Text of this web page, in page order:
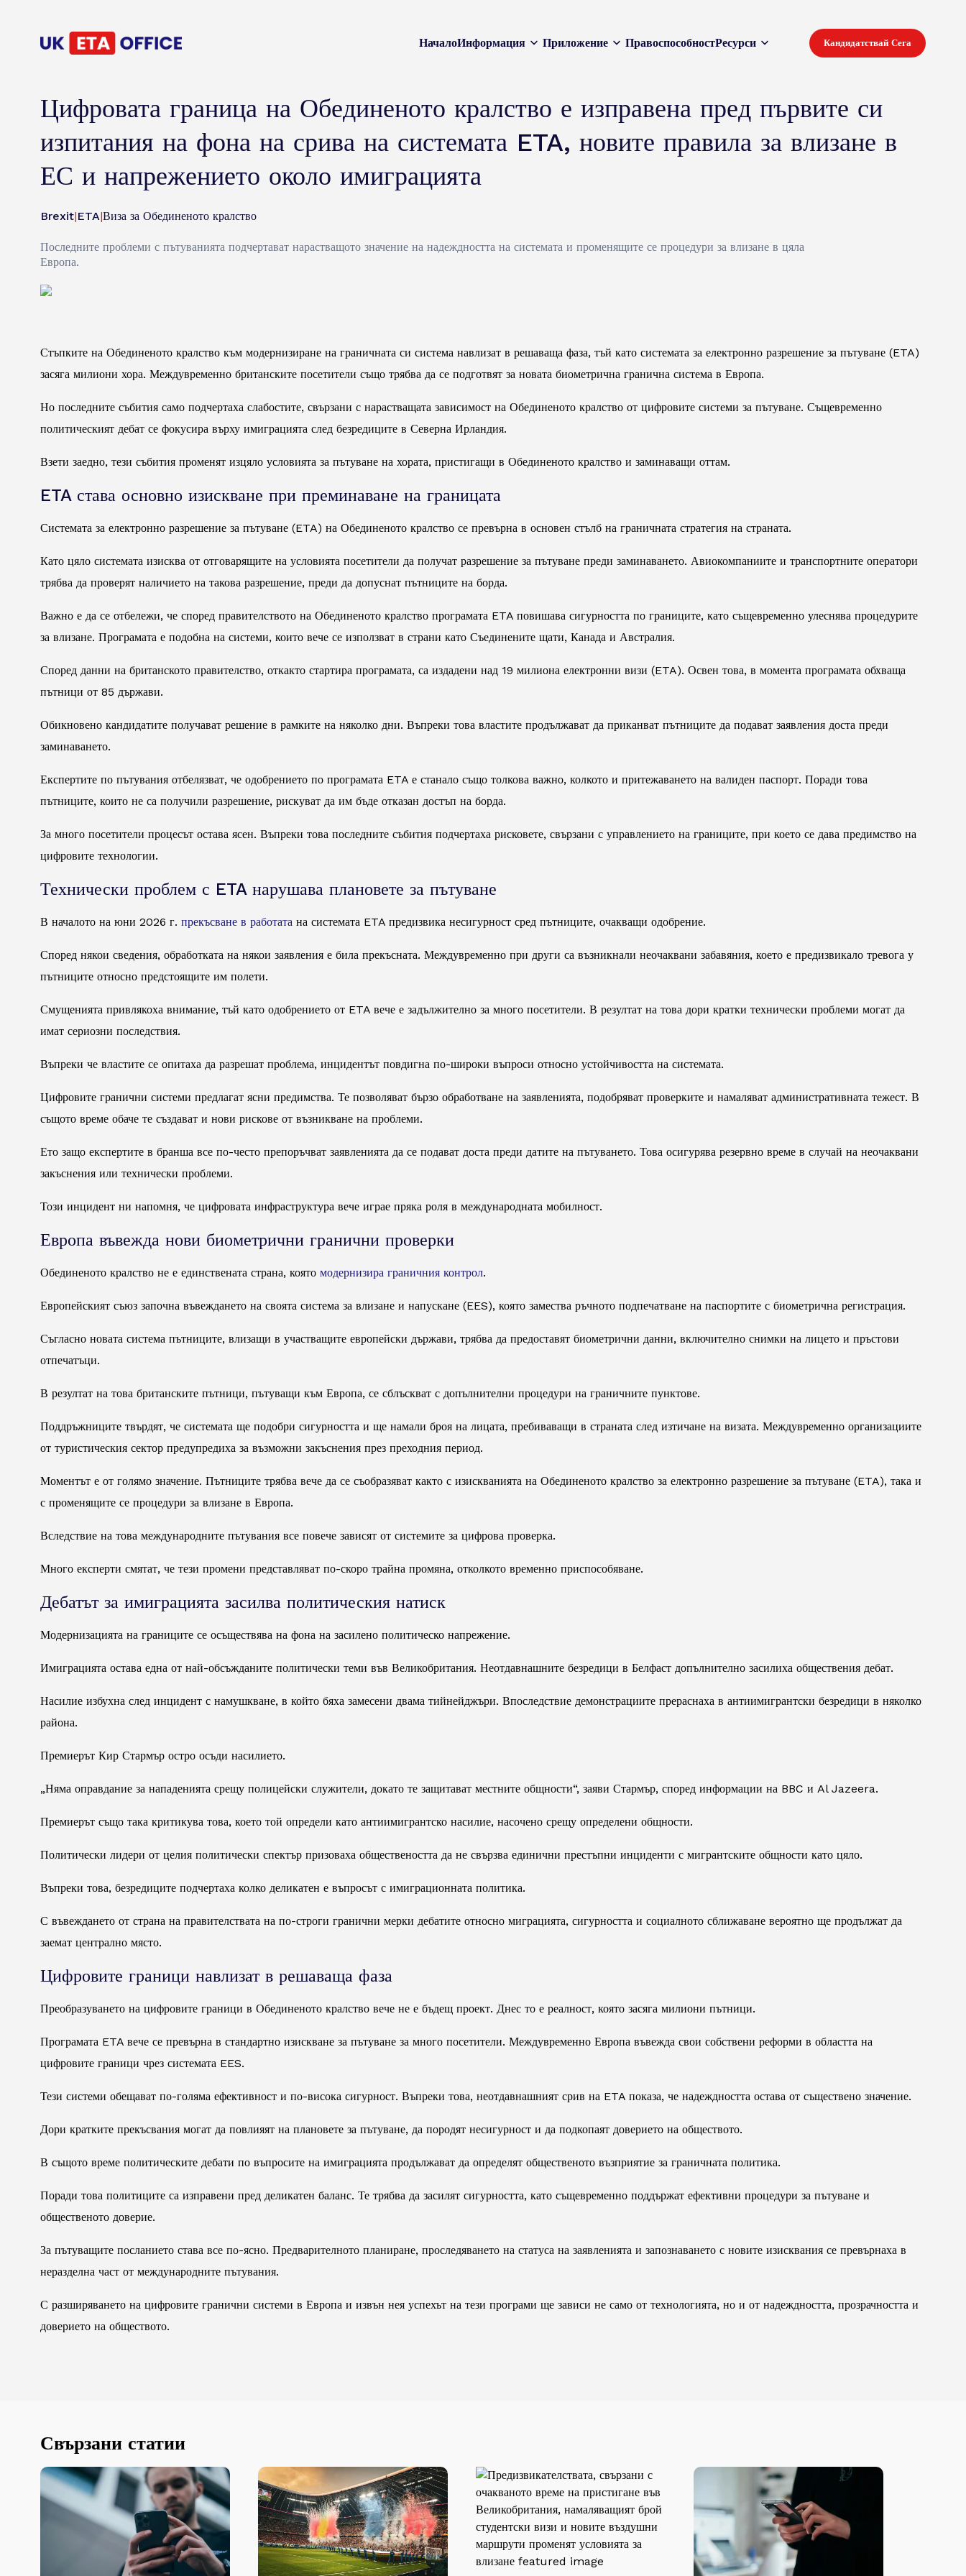
НачалоИнформация Приложение ПравоспособностРесурси Кандидатствай Сега
Цифровата граница на Обединеното кралство е изправена пред първите си
изпитания на фона на срива на системата ETA, новите правила за влизане в
ЕС и напрежението около имиграцията
Brexit|ETA|Виза за Обединеното кралство
Последните проблеми с пътуванията подчертават нарастващото значение на надеждността на системата и променящите се процедури за влизане в цяла
Европа.
Стъпките на Обединеното кралство към модернизиране на граничната си система навлизат в решаваща фаза, тъй като системата за електронно разрешение за пътуване (ETA)
засяга милиони хора. Междувременно британските посетители също трябва да се подготвят за новата биометрична гранична система в Европа.
Но последните събития само подчертаха слабостите, свързани с нарастващата зависимост на Обединеното кралство от цифровите системи за пътуване. Същевременно
политическият дебат се фокусира върху имиграцията след безредиците в Северна Ирландия.
Взети заедно, тези събития променят изцяло условията за пътуване на хората, пристигащи в Обединеното кралство и заминаващи оттам.
ETA става основно изискване при преминаване на границата
Системата за електронно разрешение за пътуване (ETA) на Обединеното кралство се превърна в основен стълб на граничната стратегия на страната.
Като цяло системата изисква от отговарящите на условията посетители да получат разрешение за пътуване преди заминаването. Авиокомпаниите и транспортните оператори
трябва да проверят наличието на такова разрешение, преди да допуснат пътниците на борда.
Важно е да се отбележи, че според правителството на Обединеното кралство програмата ETA повишава сигурността по границите, като същевременно улеснява процедурите
за влизане. Програмата е подобна на системи, които вече се използват в страни като Съединените щати, Канада и Австралия.
Според данни на британското правителство, откакто стартира програмата, са издадени над 19 милиона електронни визи (ETA). Освен това, в момента програмата обхваща
пътници от 85 държави.
Обикновено кандидатите получават решение в рамките на няколко дни. Въпреки това властите продължават да приканват пътниците да подават заявления доста преди
заминаването.
Експертите по пътувания отбелязват, че одобрението по програмата ETA е станало също толкова важно, колкото и притежаването на валиден паспорт. Поради това
пътниците, които не са получили разрешение, рискуват да им бъде отказан достъп на борда.
За много посетители процесът остава ясен. Въпреки това последните събития подчертаха рисковете, свързани с управлението на границите, при което се дава предимство на
цифровите технологии.
Технически проблем с ETA нарушава плановете за пътуване
В началото на юни 2026 г. прекъсване в работата на системата ETA предизвика несигурност сред пътниците, очакващи одобрение.
Според някои сведения, обработката на някои заявления е била прекъсната. Междувременно при други са възникнали неочаквани забавяния, което е предизвикало тревога у
пътниците относно предстоящите им полети.
Смущенията привлякоха внимание, тъй като одобрението от ETA вече е задължително за много посетители. В резултат на това дори кратки технически проблеми могат да
имат сериозни последствия.
Въпреки че властите се опитаха да разрешат проблема, инцидентът повдигна по-широки въпроси относно устойчивостта на системата.
Цифровите гранични системи предлагат ясни предимства. Те позволяват бързо обработване на заявленията, подобряват проверките и намаляват административната тежест. В
същото време обаче те създават и нови рискове от възникване на проблеми.
Ето защо експертите в бранша все по-често препоръчват заявленията да се подават доста преди датите на пътуването. Това осигурява резервно време в случай на неочаквани
закъснения или технически проблеми.
Този инцидент ни напомня, че цифровата инфраструктура вече играе пряка роля в международната мобилност.
Европа въвежда нови биометрични гранични проверки
Обединеното кралство не е единствената страна, която модернизира граничния контрол.
Европейският съюз започна въвеждането на своята система за влизане и напускане (EES), която замества ръчното подпечатване на паспортите с биометрична регистрация.
Съгласно новата система пътниците, влизащи в участващите европейски държави, трябва да предоставят биометрични данни, включително снимки на лицето и пръстови
отпечатъци.
В резултат на това британските пътници, пътуващи към Европа, се сблъскват с допълнителни процедури на граничните пунктове.
Поддръжниците твърдят, че системата ще подобри сигурността и ще намали броя на лицата, пребиваващи в страната след изтичане на визата. Междувременно организациите
от туристическия сектор предупредиха за възможни закъснения през преходния период.
Моментът е от голямо значение. Пътниците трябва вече да се съобразяват както с изискванията на Обединеното кралство за електронно разрешение за пътуване (ETA), така и
с променящите се процедури за влизане в Европа.
Вследствие на това международните пътувания все повече зависят от системите за цифрова проверка.
Много експерти смятат, че тези промени представляват по-скоро трайна промяна, отколкото временно приспособяване.
Дебатът за имиграцията засилва политическия натиск
Модернизацията на границите се осъществява на фона на засилено политическо напрежение.
Имиграцията остава една от най-обсъжданите политически теми във Великобритания. Неотдавнашните безредици в Белфаст допълнително засилиха обществения дебат.
Насилие избухна след инцидент с намушкване, в който бяха замесени двама тийнейджъри. Впоследствие демонстрациите прераснаха в антиимигрантски безредици в няколко
района.
Премиерът Кир Стармър остро осъди насилието.
„Няма оправдание за нападенията срещу полицейски служители, докато те защитават местните общности“, заяви Стармър, според информации на BBC и Al Jazeera.
Премиерът също така критикува това, което той определи като антиимигрантско насилие, насочено срещу определени общности.
Политически лидери от целия политически спектър призоваха обществеността да не свързва единични престъпни инциденти с мигрантските общности като цяло.
Въпреки това, безредиците подчертаха колко деликатен е въпросът с имиграционната политика.
С въвеждането от страна на правителствата на по-строги гранични мерки дебатите относно миграцията, сигурността и социалното сближаване вероятно ще продължат да
заемат централно място.
Цифровите граници навлизат в решаваща фаза
Преобразуването на цифровите граници в Обединеното кралство вече не е бъдещ проект. Днес то е реалност, която засяга милиони пътници.
Програмата ETA вече се превърна в стандартно изискване за пътуване за много посетители. Междувременно Европа въвежда свои собствени реформи в областта на
цифровите граници чрез системата EES.
Тези системи обещават по-голяма ефективност и по-висока сигурност. Въпреки това, неотдавнашният срив на ETA показа, че надеждността остава от съществено значение.
Дори кратките прекъсвания могат да повлияят на плановете за пътуване, да породят несигурност и да подкопаят доверието на обществото.
В същото време политическите дебати по въпросите на имиграцията продължават да определят общественото възприятие за граничната политика.
Поради това политиците са изправени пред деликатен баланс. Те трябва да засилят сигурността, като същевременно поддържат ефективни процедури за пътуване и
общественото доверие.
За пътуващите посланието става все по-ясно. Предварителното планиране, проследяването на статуса на заявленията и запознаването с новите изисквания се превърнаха в
неразделна част от международните пътувания.
С разширяването на цифровите гранични системи в Европа и извън нея успехът на тези програми ще зависи не само от технологията, но и от надеждността, прозрачността и
доверието на обществото.
Свързани статии